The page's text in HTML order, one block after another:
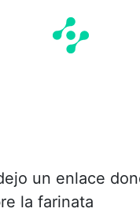
un enlace
la farinata